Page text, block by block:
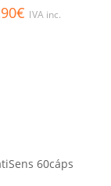
out of 5
€ IVA inc.
60cáps